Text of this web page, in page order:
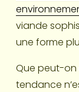
viande
une forme
Que peut-on
tendance